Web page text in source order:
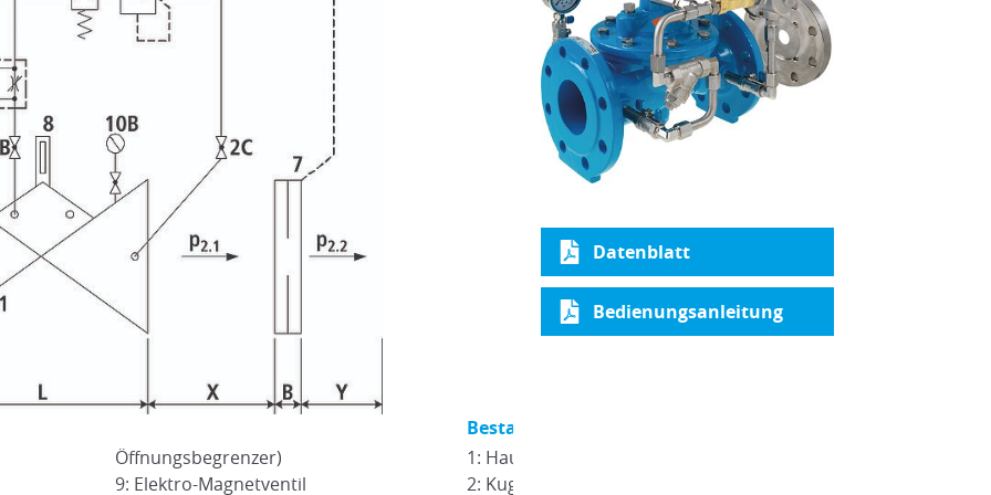
Öffnungsbegrenzer)
9: Elektro-Magnetventil
Bestandteile
1: Hauptventil
2: Kugelhahn (A, B, C)
Datenblatt
Bedienungsanleitung